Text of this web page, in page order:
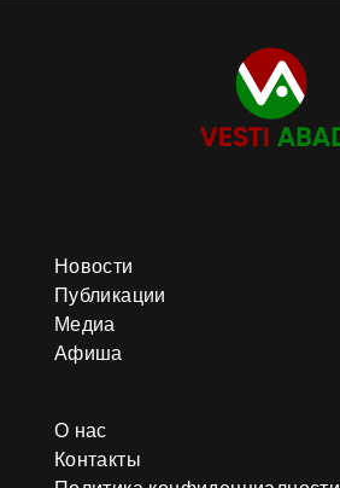
Новости
Публикации
Медиа
Афиша
О нас
Контакты